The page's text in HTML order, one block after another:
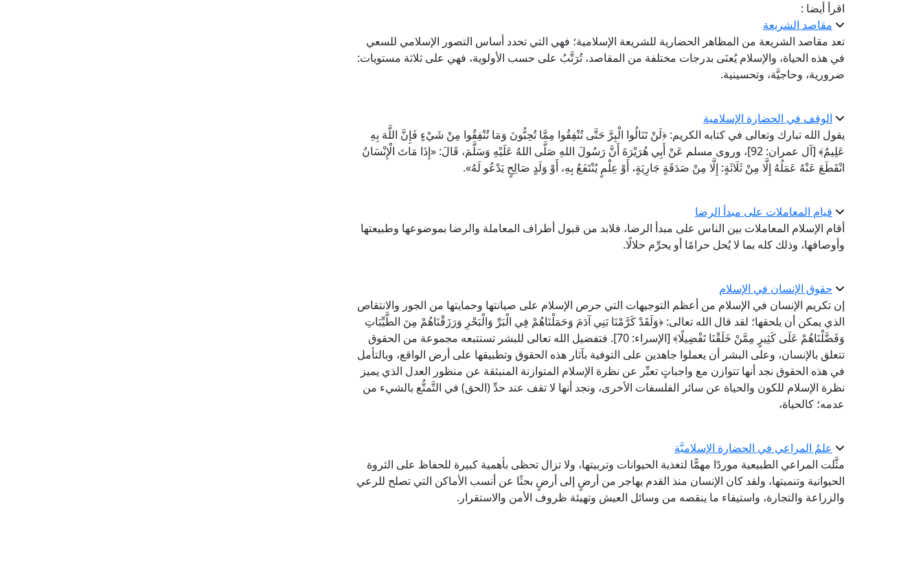
اقرأ أيضا :
مقاصد الشريعة
تعد مقاصد الشريعة من المظاهر الحضارية للشريعة الإسلامية؛ فهي التي تحدد أساس التصور الإسلامي للسعي
في هذه الحياة، والإسلام يُعنَى بدرجات مختلفة من المقاصد، تُرَتَّبُ على حسب الأولوية، فهي على ثلاثة مستويات:
ضرورية، وحاجيَّة، وتحسينية.
الوقف في الحضارة الإسلامية
يقول الله تبارك وتعالى في كتابه الكريم: ﴿لَنْ تَنَالُوا الْبِرَّ حَتَّى تُنْفِقُوا مِمَّا تُحِبُّونَ وَمَا تُنْفِقُوا مِنْ شَيْءٍ فَإِنَّ اللَّهَ بِهِ
عَلِيمٌ﴾ [آل عمران: 92]، وروى مسلم عَنْ أَبِي هُرَيْرَةَ أَنَّ رَسُولَ اللهِ صَلَّى اللهُ عَلَيْهِ وَسَلَّمَ، قَالَ: «إِذَا مَاتَ الْإِنْسَانُ
انْقَطَعَ عَنْهُ عَمَلُهُ إِلَّا مِنْ ثَلَاثَةٍ: إِلَّا مِنْ صَدَقَةٍ جَارِيَةٍ، أَوْ عِلْمٍ يُنْتَفَعُ بِهِ، أَوْ وَلَدٍ صَالِحٍ يَدْعُو لَهُ».
قيام المعاملات على مبدأ الرضا
أقام الإسلام المعاملات بين الناس على مبدأ الرضا، فلابد من قبول أطراف المعاملة والرضا بموضوعها وطبيعتها
وأوصافها، وذلك كله بما لا يُحل حرامًا أو يحرِّم حلالًا.
حقوق الإنسان في الإسلام
إن تكريم الإنسان في الإسلام من أعظم التوجيهات التي حرص الإسلام على صيانتها وحمايتها من الجور والانتقاص
الذي يمكن أن يلحقها؛ لقد قال الله تعالى: ﴿وَلَقَدْ كَرَّمْنَا بَنِي آدَمَ وَحَمَلْنَاهُمْ فِي الْبَرِّ وَالْبَحْرِ وَرَزَقْنَاهُمْ مِنَ الطَّيِّبَاتِ
وَفَضَّلْنَاهُمْ عَلَى كَثِيرٍ مِمَّنْ خَلَقْنَا تَفْضِيلًا﴾ [الإسراء: 70]. فتفضيل الله تعالى للبشر تستتبعه مجموعة من الحقوق
تتعلق بالإنسان، وعلى البشر أن يعملوا جاهدين على التوفية بآثار هذه الحقوق وتطبيقها على أرض الواقع، وبالتأمل
في هذه الحقوق نجد أنها تتوازن مع واجباتٍ تعبِّر عن نظرة الإسلام المتوازنة المنبثقة عن منظور العدل الذي يميز
نظرة الإسلام للكون والحياة عن سائر الفلسفات الأخرى، ونجد أنها لا تقف عند حدِّ (الحق) في التَّمتُّع بالشيء من
عدمه؛ كالحياة،
علمُ المراعي في الحضارة الإسلاميَّة
مثَّلت المراعي الطبيعية موردًا مهمًّا لتغذية الحيوانات وتربيتها، ولا تزال تحظى بأهمية كبيرة للحفاظ على الثروة
الحيوانية وتنميتها، ولقد كان الإنسان منذ القدم يهاجر من أرضٍ إلى أرضٍ بحثًا عن أنسب الأماكن التي تصلح للرعي
والزراعة والتجارة، واستيفاء ما ينقصه من وسائل العيش وتهيئة ظروف الأمن والاستقرار.